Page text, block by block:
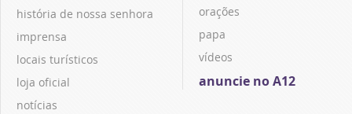
história de nossa senhora
imprensa
locais turísticos
loja oficial
notícias
orações
papa
vídeos
anuncie no A12